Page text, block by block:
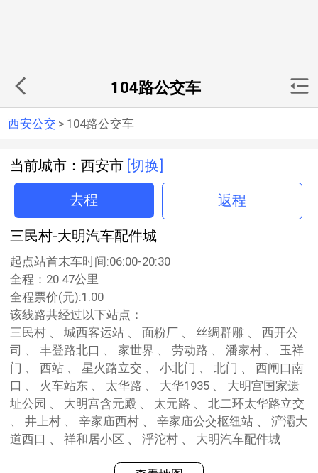
104路公交车
西安公交 > 104路公交车
当前城市：西安市 [切换]
去程 返程
三民村-大明汽车配件城
起点站首末车时间:06:00-20:30
全程：20.47公里
全程票价(元):1.00
该线路共经过以下站点：
三民村 、 城西客运站 、 面粉厂 、 丝绸群雕 、 西开公
司 、 丰登路北口 、 家世界 、 劳动路 、 潘家村 、 玉祥
门 、 西站 、 星火路立交 、 小北门 、 北门 、 西闸口南
口 、 火车站东 、 太华路 、 大华1935 、 大明宫国家遗
址公园 、 大明宫含元殿 、 太元路 、 北二环太华路立交
、 井上村 、 辛家庙西村 、 辛家庙公交枢纽站 、 浐灞大
道西口 、 祥和居小区 、 泘沱村 、 大明汽车配件城